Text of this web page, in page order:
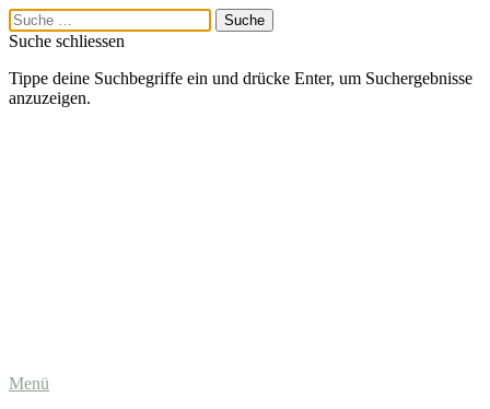
Suche schliessen
Tippe deine Suchbegriffe ein und drücke Enter, um Suchergebnisse
anzuzeigen.
Menü